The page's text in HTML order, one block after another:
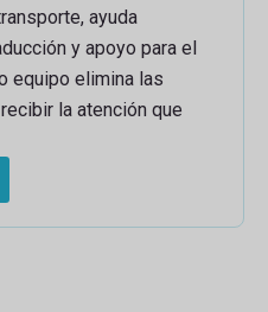
ayuda
y apoyo para el
equipo elimina las
la atención que